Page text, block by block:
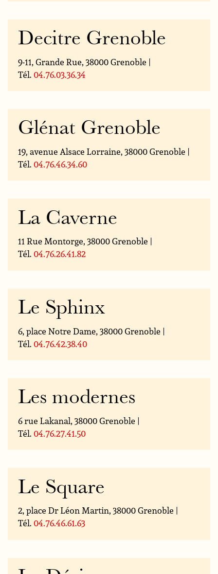
Decitre Grenoble
9-11, Grande Rue, 38000 Grenoble |
Tél. 04.76.03.36.34
Glénat Grenoble
19, avenue Alsace Lorraine, 38000 Grenoble |
Tél. 04.76.46.34.60
La Caverne
11 Rue Montorge, 38000 Grenoble |
Tél. 04.76.26.41.82
Le Sphinx
6, place Notre Dame, 38000 Grenoble |
Tél. 04.76.42.38.40
Les modernes
6 rue Lakanal, 38000 Grenoble |
Tél. 04.76.27.41.50
Le Square
2, place Dr Léon Martin, 38000 Grenoble |
Tél. 04.76.46.61.63